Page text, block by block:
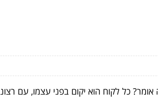
כל לקוח הוא יקום בפני עצמו, עם